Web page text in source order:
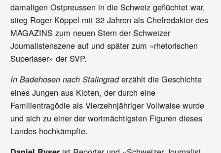
damaligen Ostpreussen in die Schweiz geflüchtet war,
stieg Roger Köppel mit 32 Jahren als Chefredaktor des
MAGAZINS zum neuen Stern der Schweizer
Journalistenszene auf und später zum «rhetorischen
Superlaser» der SVP.
In Badehosen nach Stalingraderzählt die Geschichte
eines Jungen aus Kloten, der durch eine
Familientragödie als Vierzehnjähriger Vollwaise wurde
und sich zu einer der wortmächtigsten Figuren dieses
Landes hochkämpfte.